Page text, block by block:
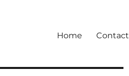
Home Contact